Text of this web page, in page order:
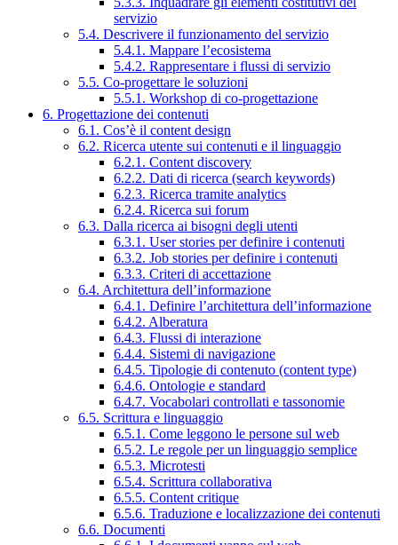
servizio
5.4. Descrivere il funzionamento del servizio
5.4.1. Mappare l’ecosistema
5.4.2. Rappresentare i flussi di servizio
5.5. Co-progettare le soluzioni
5.5.1. Workshop di co-progettazione
6. Progettazione dei contenuti
6.1. Cos’è il content design
6.2. Ricerca utente sui contenuti e il linguaggio
6.2.1. Content discovery
6.2.2. Dati di ricerca (search keywords)
6.2.3. Ricerca tramite analytics
6.2.4. Ricerca sui forum
6.3. Dalla ricerca ai bisogni degli utenti
6.3.1. User stories per definire i contenuti
6.3.2. Job stories per definire i contenuti
6.3.3. Criteri di accettazione
6.4. Architettura dell’informazione
6.4.1. Definire l’architettura dell’informazione
6.4.2. Alberatura
6.4.3. Flussi di interazione
6.4.4. Sistemi di navigazione
6.4.5. Tipologie di contenuto (content type)
6.4.6. Ontologie e standard
6.4.7. Vocabolari controllati e tassonomie
6.5. Scrittura e linguaggio
6.5.1. Come leggono le persone sul web
6.5.2. Le regole per un linguaggio semplice
6.5.3. Microtesti
6.5.4. Scrittura collaborativa
6.5.5. Content critique
6.5.6. Traduzione e localizzazione dei contenuti
6.6. Documenti